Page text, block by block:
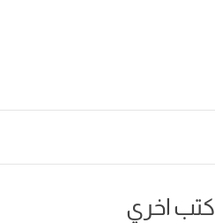
كتب اخري